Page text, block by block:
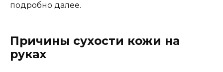
подробно далее.
Причины сухости кожи на
руках